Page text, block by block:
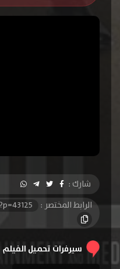
شارك :
الرابط المختصر :
سيرفرات تحميل الفيلم